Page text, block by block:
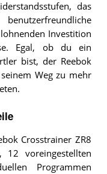
das
Investition
Egal, ob du ein
bist, der Reebok
Weg zu mehr
Crosstrainer ZR8
12 voreingestellten
Programmen